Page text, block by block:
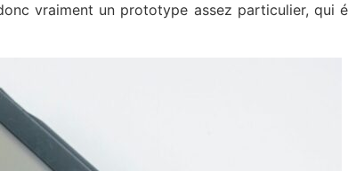
vraiment un prototype assez particulier, qui